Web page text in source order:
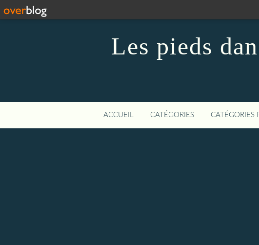
Les pieds
ACCUEIL CATÉGORIES CATÉGORIES